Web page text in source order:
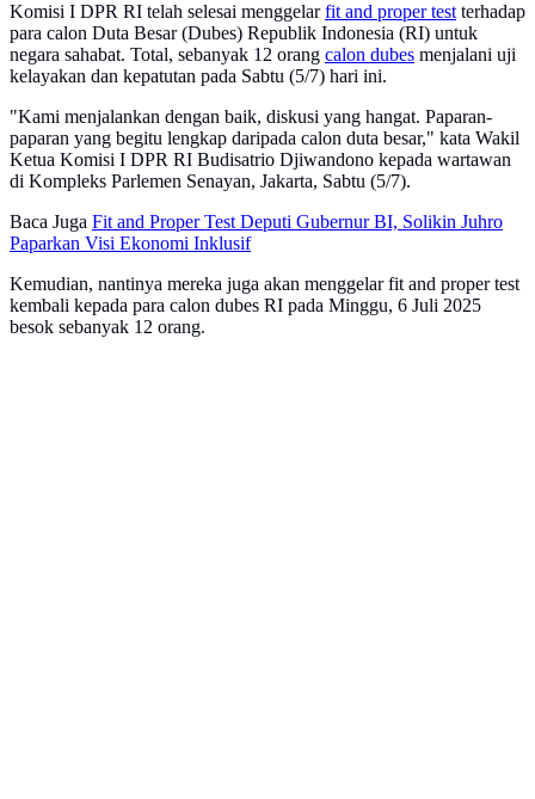
Komisi I DPR RI telah selesai menggelarfit and proper testterhadap
para calon Duta Besar (Dubes) Republik Indonesia (RI) untuk
negara sahabat. Total, sebanyak 12 orang calon dubes menjalani uji
kelayakan dan kepatutan pada Sabtu (5/7) hari ini.
"Kami menjalankan dengan baik, diskusi yang hangat. Paparan-
paparan yang begitu lengkap daripada calon duta besar," kata Wakil
Ketua Komisi I DPR RI Budisatrio Djiwandono kepada wartawan
di Kompleks Parlemen Senayan, Jakarta, Sabtu (5/7).
Baca Juga Fit and Proper Test Deputi Gubernur BI, Solikin Juhro
Paparkan Visi Ekonomi Inklusif
Kemudian, nantinya mereka juga akan menggelar fit and proper test
kembali kepada para calon dubes RI pada Minggu, 6 Juli 2025
besok sebanyak 12 orang.